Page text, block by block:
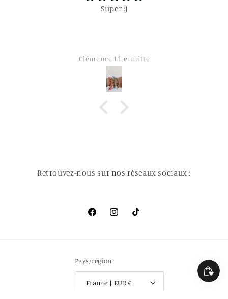
Super ;)
Clémence L’hermitte
Retrouvez-nous sur nos réseaux sociaux :
FacebookInstagramTikTok
Pays/région
France | EUR €